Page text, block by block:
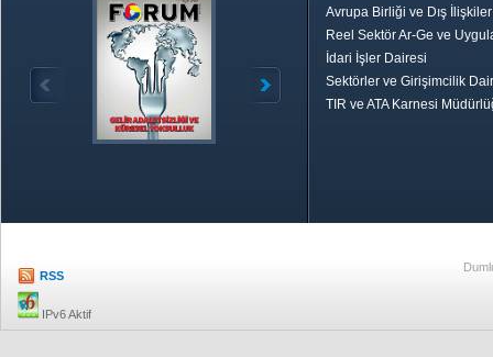
Avrupa Birliği ve Dış
Reel Sektör Ar-Ge ve
İdari İşler Dairesi
Sektörler ve Girişimcilik
TIR ve ATA Karnesi
RSS
IPv6 Aktif